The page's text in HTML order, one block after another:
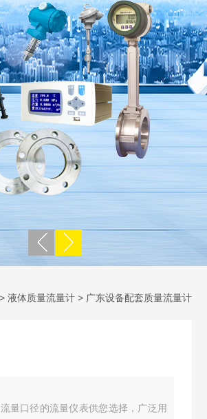
> 液体质量流量计 > 广东设备配套质量流量计
量口径的流量仪表供您选择，广泛用